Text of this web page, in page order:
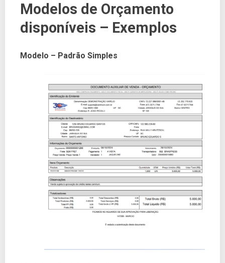
Modelos de Orçamento
disponíveis – Exemplos
Modelo – Padrão Simples